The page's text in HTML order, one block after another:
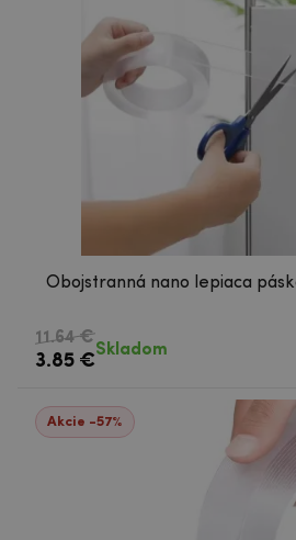
Obojstranná nano lepiaca
11.64 €
3.85 €
Skladom
Akcie -57%